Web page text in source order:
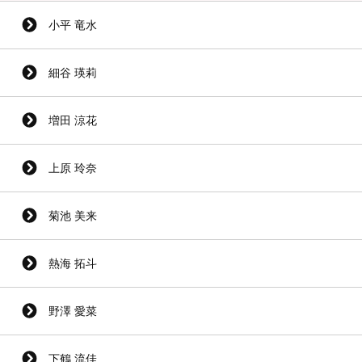
小平 竜水
細谷 瑛莉
増田 涼花
上原 玲奈
菊池 美来
熱海 拓斗
野澤 愛菜
下鶴 流佳